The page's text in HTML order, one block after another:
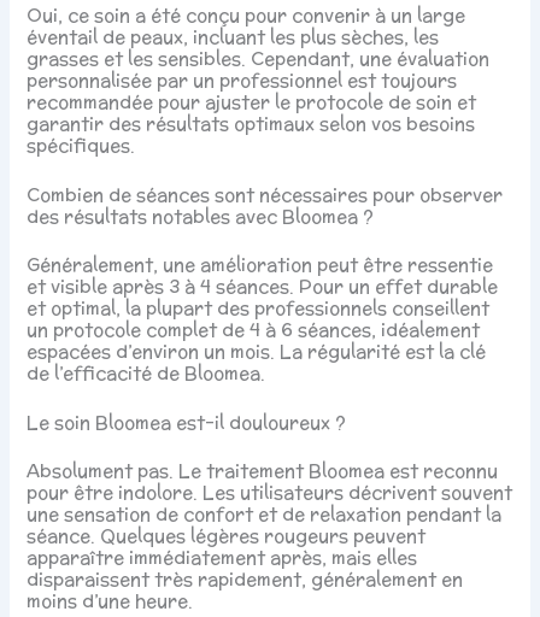
Oui, ce soin a été conçu pour convenir à un large
éventail de peaux, incluant les plus sèches, les
grasses et les sensibles. Cependant, une évaluation
personnalisée par un professionnel est toujours
recommandée pour ajuster le protocole de soin et
garantir des résultats optimaux selon vos besoins
spécifiques.
Combien de séances sont nécessaires pour observer
des résultats notables avec Bloomea ?
Généralement, une amélioration peut être ressentie
et visible après 3 à 4 séances. Pour un effet durable
et optimal, la plupart des professionnels conseillent
un protocole complet de 4 à 6 séances, idéalement
espacées d’environ un mois. La régularité est la clé
de l’efficacité de Bloomea.
Le soin Bloomea est-il douloureux ?
Absolument pas. Le traitement Bloomea est reconnu
pour être indolore. Les utilisateurs décrivent souvent
une sensation de confort et de relaxation pendant la
séance. Quelques légères rougeurs peuvent
apparaître immédiatement après, mais elles
disparaissent très rapidement, généralement en
moins d’une heure.